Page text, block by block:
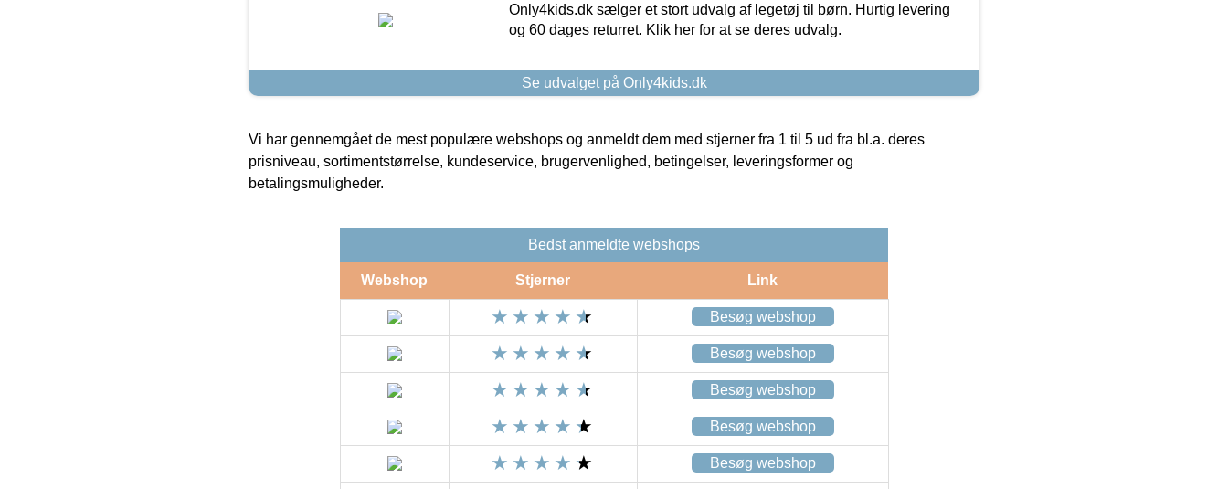
Only4kids.dk sælger et stort udvalg af legetøj til børn. Hurtig levering
og 60 dages returret. Klik her for at se deres udvalg.
Se udvalget på Only4kids.dk
Vi har gennemgået de mest populære webshops og anmeldt dem med stjerner fra 1 til 5 ud fra bl.a. deres
prisniveau, sortimentstørrelse, kundeservice, brugervenlighed, betingelser, leveringsformer og
betalingsmuligheder.
Bedst anmeldte webshops
Webshop Stjerner Link
Besøg webshop
Besøg webshop
Besøg webshop
Besøg webshop
Besøg webshop